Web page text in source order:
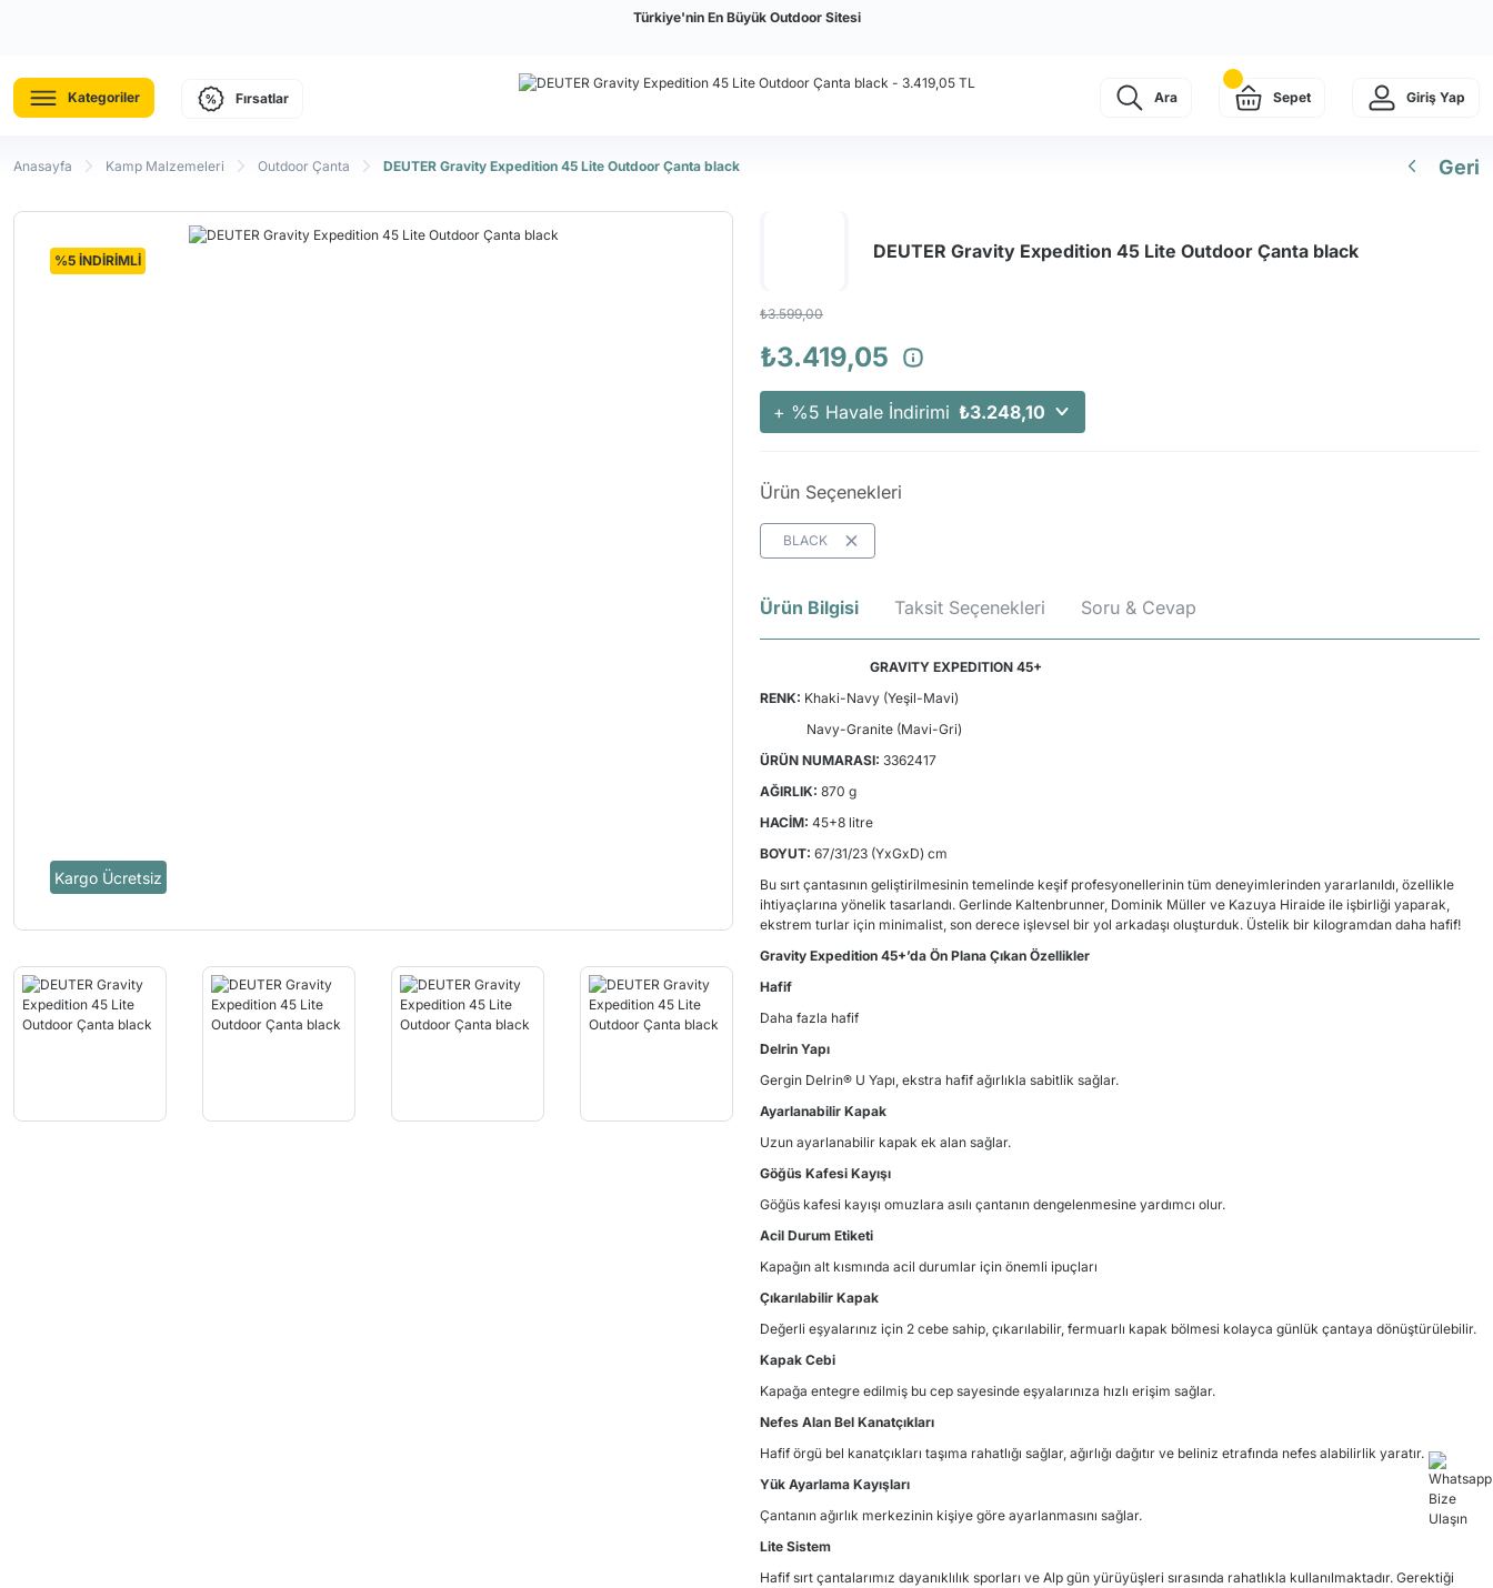
Türkiye'nin En Büyük Outdoor Sitesi
Kategoriler Fırsatlar Ara Sepet Giriş Yap
Anasayfa Kamp Malzemeleri Outdoor Çanta DEUTER Gravity Expedition 45 Lite Outdoor Çanta black Geri
Kargo Ücretsiz
%5 İNDİRİMLİ DEUTER Gravity Expedition 45 Lite Outdoor Çanta black
₺3.599,00
₺3.419,05
+ %5 Havale İndirimi ₺3.248,10
Ürün Seçenekleri
BLACK
Ürün Bilgisi Taksit Seçenekleri Soru & Cevap
GRAVITY EXPEDITION 45+
RENK: Khaki-Navy (Yeşil-Mavi)
Navy-Granite (Mavi-Gri)
ÜRÜN NUMARASI: 3362417
AĞIRLIK: 870 g
HACİM: 45+8 litre
BOYUT: 67/31/23 (YxGxD) cm
Bu sırt çantasının geliştirilmesinin temelinde keşif profesyonellerinin tüm deneyimlerinden yararlanıldı, özellikle
ihtiyaçlarına yönelik tasarlandı. Gerlinde Kaltenbrunner, Dominik Müller ve Kazuya Hiraide ile işbirliği yaparak,
ekstrem turlar için minimalist, son derece işlevsel bir yol arkadaşı oluşturduk. Üstelik bir kilogramdan daha hafif!
Gravity Expedition 45+’da Ön Plana Çıkan Özellikler
Hafif
Daha fazla hafif
Delrin Yapı
Gergin Delrin® U Yapı, ekstra hafif ağırlıkla sabitlik sağlar.
Ayarlanabilir Kapak
Uzun ayarlanabilir kapak ek alan sağlar.
Göğüs Kafesi Kayışı
Göğüs kafesi kayışı omuzlara asılı çantanın dengelenmesine yardımcı olur.
Acil Durum Etiketi
Kapağın alt kısmında acil durumlar için önemli ipuçları
Çıkarılabilir Kapak
Değerli eşyalarınız için 2 cebe sahip, çıkarılabilir, fermuarlı kapak bölmesi kolayca günlük çantaya dönüştürülebilir.
Kapak Cebi
Kapağa entegre edilmiş bu cep sayesinde eşyalarınıza hızlı erişim sağlar.
Nefes Alan Bel Kanatçıkları
Hafif örgü bel kanatçıkları taşıma rahatlığı sağlar, ağırlığı dağıtır ve beliniz etrafında nefes alabilirlik yaratır.
Yük Ayarlama Kayışları
Çantanın ağırlık merkezinin kişiye göre ayarlanmasını sağlar.
Lite Sistem
Hafif sırt çantalarımız dayanıklılık sporları ve Alp gün yürüyüşleri sırasında rahatlıkla kullanılmaktadır. Gerektiği